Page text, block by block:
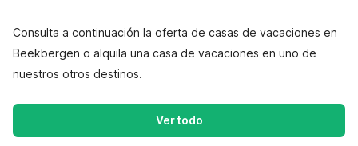
Consulta a continuación la oferta de casas de vacaciones en
Beekbergen o alquila una casa de vacaciones en uno de
nuestros otros destinos.
Ver todo